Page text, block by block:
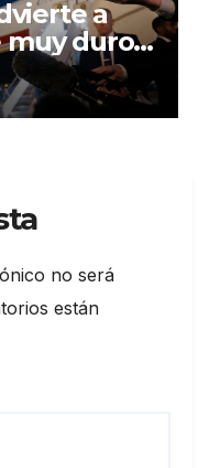
a
muy duro’
no será
están